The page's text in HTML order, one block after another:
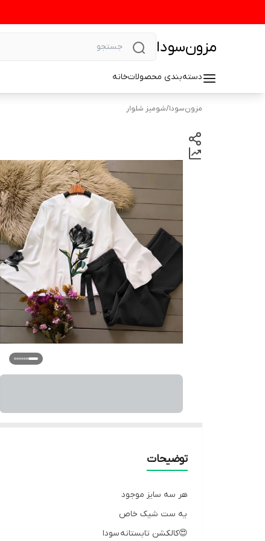
مزون‌سودا
دسته‌بندی محصولاتخانه
مزون‌سودا/شومیز شلوار
توضیحات
هر سه سایز موجود
یه ست شیک خاص
😍کالکشن تابستانه سودا